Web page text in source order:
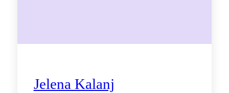
Jelena Kalanj